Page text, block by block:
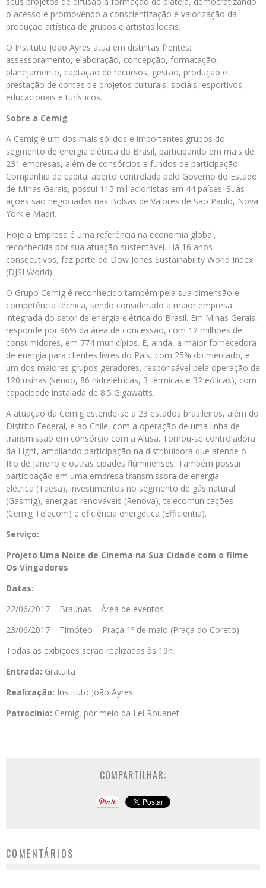
o acesso e promovendo a conscientização e valorização da
produção artística de grupos e artistas locais.
O Instituto João Ayres atua em distintas frentes:
assessoramento, elaboração, concepção, formatação,
planejamento, captação de recursos, gestão, produção e
prestação de contas de projetos culturais, sociais, esportivos,
educacionais e turísticos.
Sobre a Cemig
A Cemig é um dos mais sólidos e importantes grupos do
segmento de energia elétrica do Brasil, participando em mais de
231 empresas, além de consórcios e fundos de participação.
Companhia de capital aberto controlada pelo Governo do Estado
de Minas Gerais, possui 115 mil acionistas em 44 países. Suas
ações são negociadas nas Bolsas de Valores de São Paulo, Nova
York e Madri.
Hoje a Empresa é uma referência na economia global,
reconhecida por sua atuação sustentável. Há 16 anos
consecutivos, faz parte do Dow Jones Sustainability World Index
(DJSI World).
O Grupo Cemig é reconhecido também pela sua dimensão e
competência técnica, sendo considerado a maior empresa
integrada do setor de energia elétrica do Brasil. Em Minas Gerais,
responde por 96% da área de concessão, com 12 milhões de
consumidores, em 774 municípios. É, ainda, a maior fornecedora
de energia para clientes livres do País, com 25% do mercado, e
um dos maiores grupos geradores, responsável pela operação de
120 usinas (sendo, 86 hidrelétricas, 3 térmicas e 32 eólicas), com
capacidade instalada de 8.5 Gigawatts.
A atuação da Cemig estende-se a 23 estados brasileiros, além do
Distrito Federal, e ao Chile, com a operação de uma linha de
transmissão em consórcio com a Alusa. Tornou-se controladora
da Light, ampliando participação na distribuidora que atende o
Rio de Janeiro e outras cidades fluminenses. Também possui
participação em uma empresa transmissora de energia
elétrica (Taesa), investimentos no segmento de gás natural
(Gasmig), energias renováveis (Renova), telecomunicações
(Cemig Telecom) e eficiência energética (Efficientia).
Serviço:
Projeto Uma Noite de Cinema na Sua Cidade com o filme
Os Vingadores
Datas:
22/06/2017 – Braúnas – Área de eventos
23/06/2017 – Timóteo – Praça 1º de maio (Praça do Coreto)
Todas as exibições serão realizadas às 19h.
Entrada: Gratuita
Realização: Instituto João Ayres
Patrocínio: Cemig, por meio da Lei Rouanet
COMPARTILHAR:
COMENTÁRIOS